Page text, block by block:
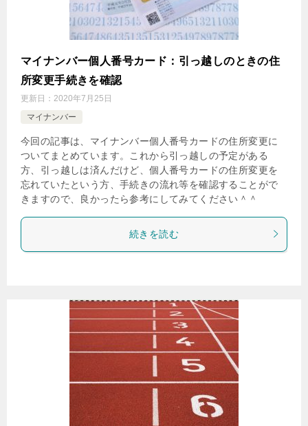
マイナンバー個人番号カード：引っ越しのときの住
所変更手続きを確認
更新日： 2020年7月25日
マイナンバー
今回の記事は、マイナンバー個人番号カードの住所変更に
ついてまとめています。これから引っ越しの予定がある
方、引っ越しは済んだけど、個人番号カードの住所変更を
忘れていたという方、手続きの流れ等を確認することがで
きますので、良かったら参考にしてみてください＾＾
続きを読む